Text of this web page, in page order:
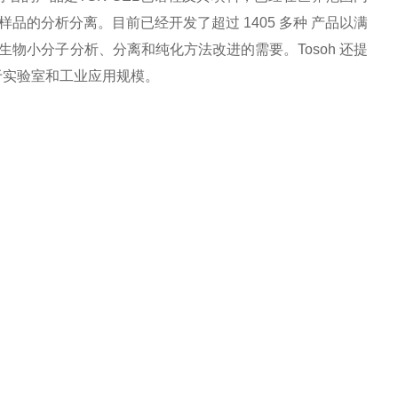
品的分析分离。目前已经开发了超过 1405 多种 产品以满
物小分子分析、分离和纯化方法改进的需要。Tosoh 还提
验室和工业应用规模。